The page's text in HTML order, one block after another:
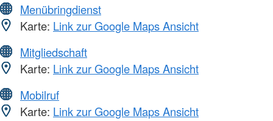
Menübringdienst
Karte: Link zur Google Maps Ansicht
Mitgliedschaft
Karte: Link zur Google Maps Ansicht
Mobilruf
Karte: Link zur Google Maps Ansicht